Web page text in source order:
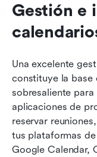
Gestión e
Una excelente
constituye la base
sobresaliente
aplicaciones de
reservar
tus plataformas
Google Calendar,